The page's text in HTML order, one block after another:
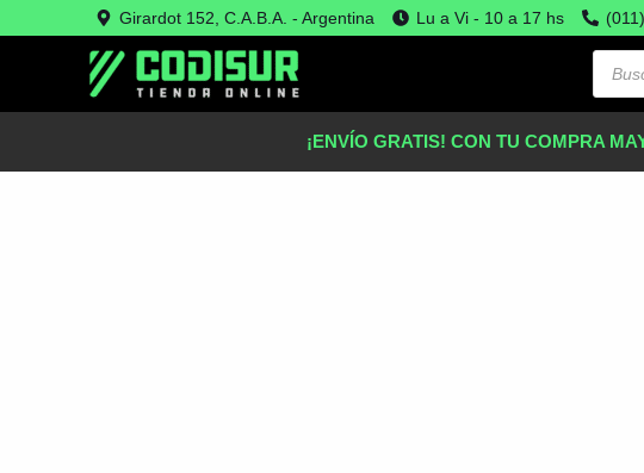
Girardot 152, C.A.B.A. - Argentina Lu a Vi - 10 a 17 hs
¡ENVÍO GRATIS! CON TU COMPRA
Oferta!